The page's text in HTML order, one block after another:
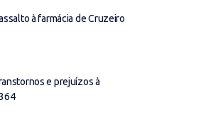
à farmácia de Cruzeiro
e prejuízos à